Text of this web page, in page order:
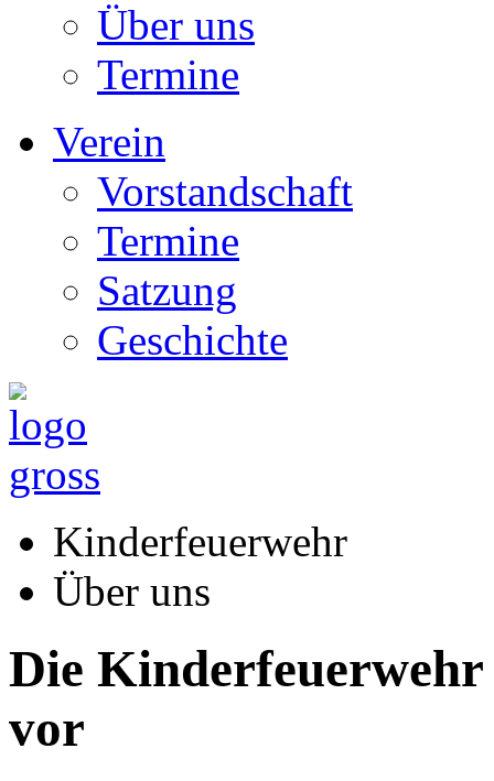
Über uns
Termine
Verein
Vorstandschaft
Termine
Satzung
Geschichte
Kinderfeuerwehr
Über uns
Die
vor